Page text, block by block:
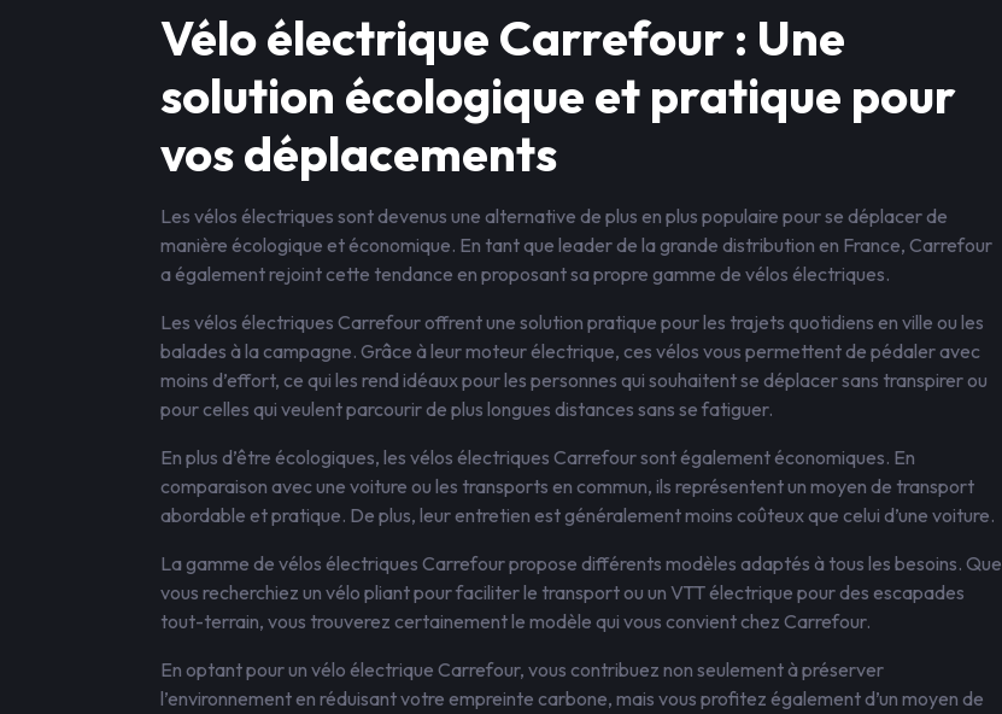
Vélo électrique Carrefour : Une
solution écologique et pratique pour
vos déplacements
Les vélos électriques sont devenus une alternative de plus en plus populaire pour se déplacer de
manière écologique et économique. En tant que leader de la grande distribution en France, Carrefour
a également rejoint cette tendance en proposant sa propre gamme de vélos électriques.
Les vélos électriques Carrefour offrent une solution pratique pour les trajets quotidiens en ville ou les
balades à la campagne. Grâce à leur moteur électrique, ces vélos vous permettent de pédaler avec
moins d’effort, ce qui les rend idéaux pour les personnes qui souhaitent se déplacer sans transpirer ou
pour celles qui veulent parcourir de plus longues distances sans se fatiguer.
En plus d’être écologiques, les vélos électriques Carrefour sont également économiques. En
comparaison avec une voiture ou les transports en commun, ils représentent un moyen de transport
abordable et pratique. De plus, leur entretien est généralement moins coûteux que celui d’une voiture.
La gamme de vélos électriques Carrefour propose différents modèles adaptés à tous les besoins. Que
vous recherchiez un vélo pliant pour faciliter le transport ou un VTT électrique pour des escapades
tout-terrain, vous trouverez certainement le modèle qui vous convient chez Carrefour.
En optant pour un vélo électrique Carrefour, vous contribuez non seulement à préserver
l’environnement en réduisant votre empreinte carbone, mais vous profitez également d’un moyen de